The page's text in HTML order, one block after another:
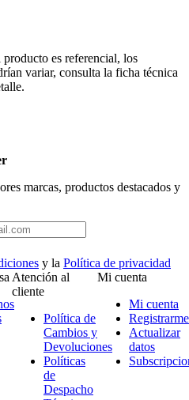
es referencial, los
variar, consulta la ficha técnica
marcas, productos destacados y
y la Política de privacidad
Atención al
cliente
Política de
Cambios y
Devoluciones
Políticas
de
Despacho
Mi cuenta
Mi cuenta
Registrarme
Actualizar
datos